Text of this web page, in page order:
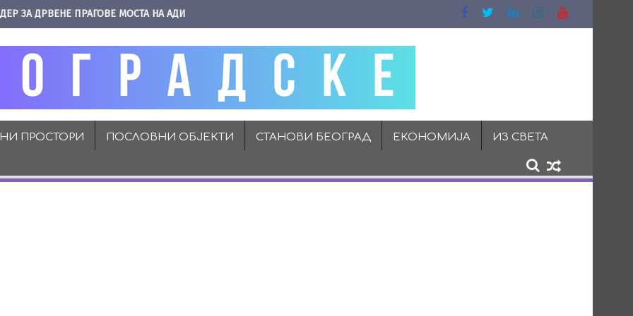
ЗА ДРВЕНЕ ПРАГОВЕ МОСТА НА АДИ
ПРОСТОРИ ПОСЛОВНИ ОБЈЕКТИ СТАНОВИ БЕОГРАД ЕКОНОМИЈА ИЗ СВЕТА